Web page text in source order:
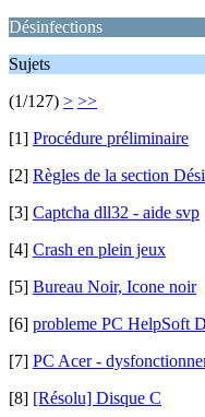
Désinfections
Sujets
(1/127) > >>
[1] Procédure préliminaire
[2] Règles de la section
[3] Captcha dll32 - aide svp
[4] Crash en plein jeux
[5] Bureau Noir, Icone noir
[6] probleme PC HelpSoft
[7] PC Acer -
[8] [Résolu] Disque C